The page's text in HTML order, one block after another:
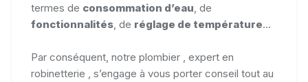
termes de consommation d’eau , de
fonctionnalités , de réglage de température...
Par conséquent, notre plombier , expert en
robinetterie , s’engage à vous porter conseil tout au